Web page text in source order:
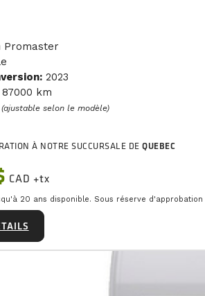
Promaster
2023
km
(ajustable selon le modèle)
À NOTRE SUCCURSALE DEQUEBEC
CAD +tx
20 ans disponible. Sous réserve